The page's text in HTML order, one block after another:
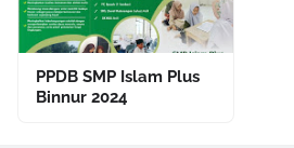
PPDB SMP Islam Plus
Binnur 2024